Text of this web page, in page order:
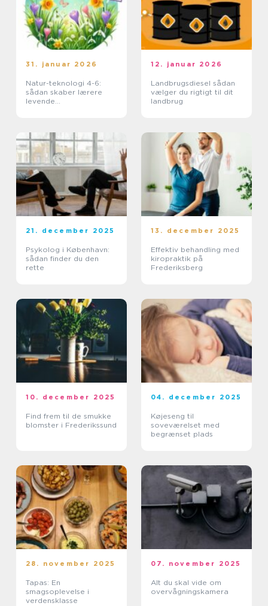
31. januar 2026
Natur-teknologi 4-6:
sådan skaber lærere
levende
12. januar 2026
Landbrugsdiesel sådan
vælger du rigtigt til dit
landbrug
21. december 2025
Psykolog i København:
sådan finder du den
rette
13. december 2025
Effektiv behandling med
kiropraktik på
Frederiksberg
10. december 2025
Find frem til de smukke
blomster i Frederikssund
04. december 2025
Køjeseng til
soveværelset med
begrænset plads
28. november 2025
Tapas: En
smagsoplevelse i
verdensklasse
07. november 2025
Alt du skal vide om
overvågningskamera